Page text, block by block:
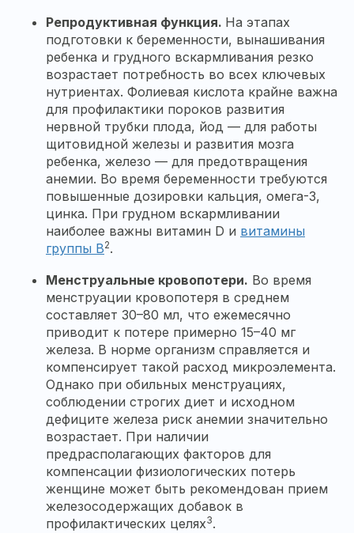
Репродуктивная функция. На этапах
подготовки к беременности, вынашивания
ребенка и грудного вскармливания резко
возрастает потребность во всех ключевых
нутриентах. Фолиевая кислота крайне важна
для профилактики пороков развития
нервной трубки плода, йод — для работы
щитовидной железы и развития мозга
ребенка, железо — для предотвращения
анемии. Во время беременности требуются
повышенные дозировки кальция, омега-3,
цинка. При грудном вскармливании
наиболее важны витамин D и витамины
группы B2.
Менструальные кровопотери. Во время
менструации кровопотеря в среднем
составляет 30–80 мл, что ежемесячно
приводит к потере примерно 15–40 мг
железа. В норме организм справляется и
компенсирует такой расход микроэлемента.
Однако при обильных менструациях,
соблюдении строгих диет и исходном
дефиците железа риск анемии значительно
возрастает. При наличии
предрасполагающих факторов для
компенсации физиологических потерь
женщине может быть рекомендован прием
железосодержащих добавок в
профилактических целях3.